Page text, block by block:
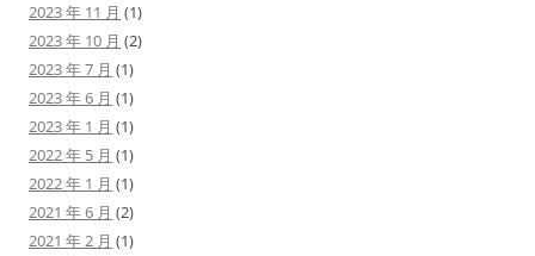
2023 年 11 月 (1)
2023 年 10 月 (2)
2023 年 7 月 (1)
2023 年 6 月 (1)
2023 年 1 月 (1)
2022 年 5 月 (1)
2022 年 1 月 (1)
2021 年 6 月 (2)
2021 年 2 月 (1)